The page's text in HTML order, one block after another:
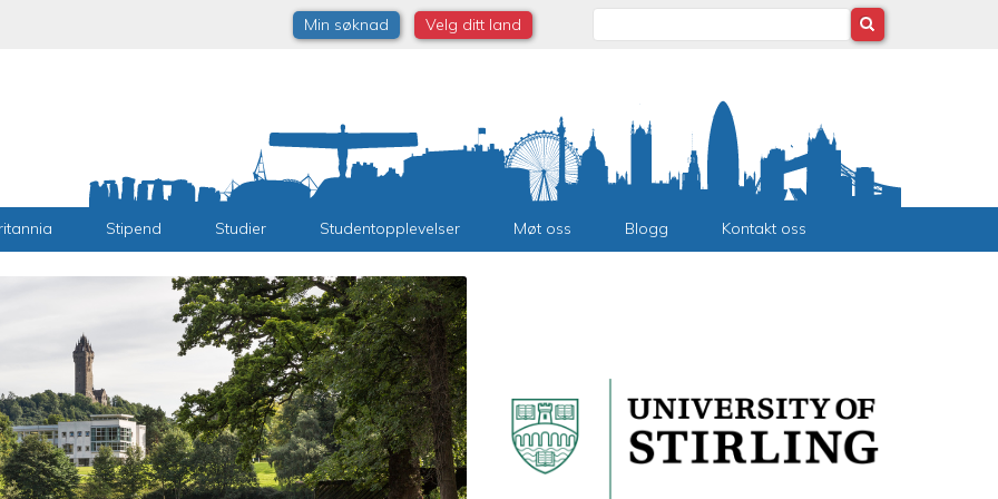
Min søknad Velg ditt land
Stipend Studier Studentopplevelser Møt oss Blogg Kontakt oss